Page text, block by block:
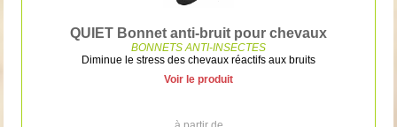
QUIET Bonnet anti-bruit pour chevaux
BONNETS ANTI-INSECTES
Diminue le stress des chevaux réactifs aux bruits
Voir le produit